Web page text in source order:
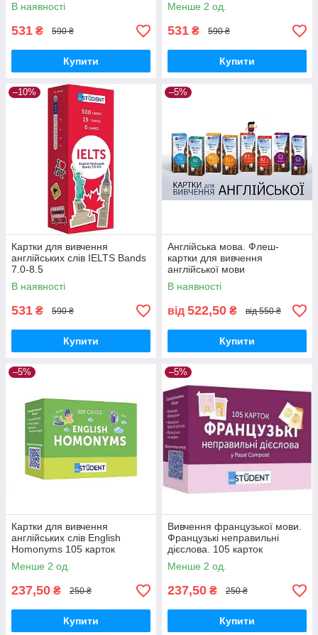
В наявності
531 ₴ 590 ₴
Купити
Менше 2 од.
531 ₴ 590 ₴
Купити
–10%
Картки для вивчення
англійських слів IELTS Bands
7.0-8.5
В наявності
531 ₴ 590 ₴
Купити
–5%
Англійська мова. Флеш-
картки для вивчення
англійської мови
В наявності
від 522,50 ₴ від 550 ₴
Купити
–5%
Картки для вивчення
англійських слів English
Homonyms 105 карток
Менше 2 од.
237,50 ₴ 250 ₴
Купити
–5%
Вивчення французької мови.
Французькі неправильні
дієслова. 105 карток
Менше 2 од.
237,50 ₴ 250 ₴
Купити